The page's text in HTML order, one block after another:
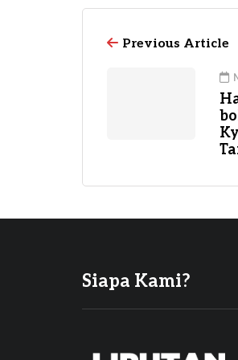
Previous Article
Siapa Kami?